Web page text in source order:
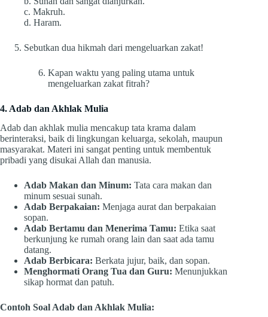
c. Makruh.
d. Haram.
Sebutkan dua hikmah dari mengeluarkan zakat!
Kapan waktu yang paling utama untuk
mengeluarkan zakat fitrah?
4. Adab dan Akhlak Mulia
Adab dan akhlak mulia mencakup tata krama dalam
berinteraksi, baik di lingkungan keluarga, sekolah, maupun
masyarakat. Materi ini sangat penting untuk membentuk
pribadi yang disukai Allah dan manusia.
Adab Makan dan Minum: Tata cara makan dan
minum sesuai sunah.
Adab Berpakaian: Menjaga aurat dan berpakaian
sopan.
Adab Bertamu dan Menerima Tamu: Etika saat
berkunjung ke rumah orang lain dan saat ada tamu
datang.
Adab Berbicara: Berkata jujur, baik, dan sopan.
Menghormati Orang Tua dan Guru: Menunjukkan
sikap hormat dan patuh.
Contoh Soal Adab dan Akhlak Mulia: